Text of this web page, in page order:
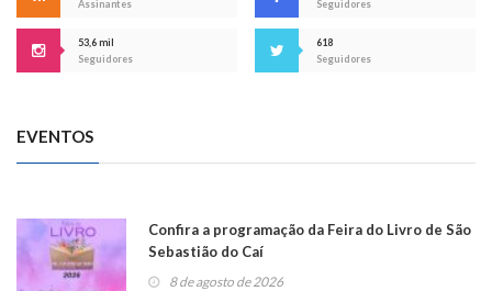
Assinantes
Seguidores
53,6 mil
Seguidores
618
Seguidores
EVENTOS
Confira a programação da Feira do Livro de São
Sebastião do Caí
8 de agosto de 2026